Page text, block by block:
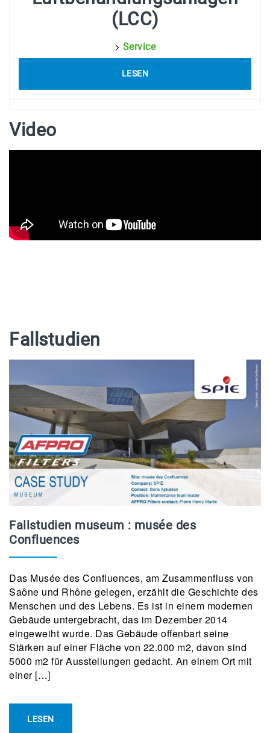
(LCC)
> Service
LESEN
Video
Fallstudien
Fallstudien museum : musée des
Confluences
Das Musée des Confluences, am Zusammenfluss von
Saône und Rhône gelegen, erzählt die Geschichte des
Menschen und des Lebens. Es ist in einem modernen
Gebäude untergebracht, das im Dezember 2014
eingeweiht wurde. Das Gebäude offenbart seine
Stärken auf einer Fläche von 22.000 m2, davon sind
5000 m2 für Ausstellungen gedacht. An einem Ort mit
einer […]
LESEN